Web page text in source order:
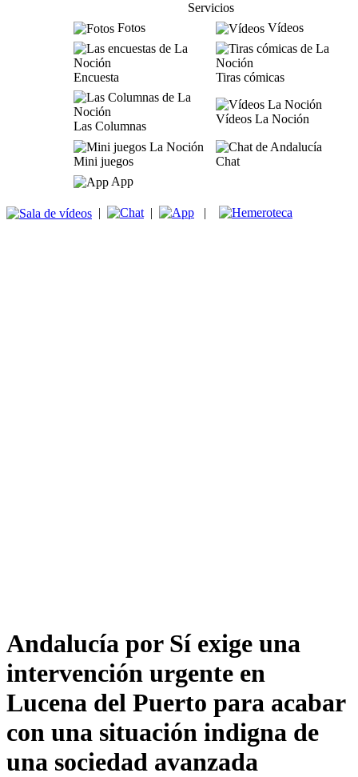
Servicios
Fotos
Vídeos
Encuesta Tiras cómicas
Las Columnas
Vídeos La Noción
Mini juegos
Chat
App
| | |
Andalucía por Sí exige una
intervención urgente en
Lucena del Puerto para acabar
con una situación indigna de
una sociedad avanzada